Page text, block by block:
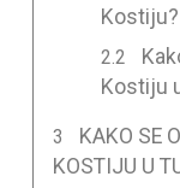
Kostiju?
Kostiju
KAKO SE
KOSTIJU U